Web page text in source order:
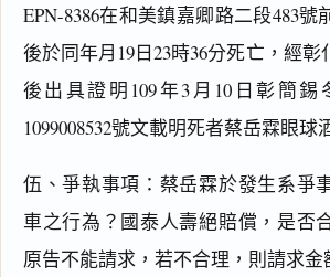
EPN-8386在和美鎮嘉卿路二段483號
後於同年月19日23時36分死亡，經
後出具證明109年3月10日彰簡錫
1099008532號文載明死者蔡岳霖眼球
伍、爭執事項：蔡岳霖於發生系爭
車之行為？國泰人壽絕賠償，是否
原告不能請求，若不合理，則請求金